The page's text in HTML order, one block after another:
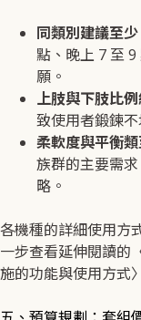
同類別建議至
點、晚上 7 至
願。
上肢與下肢比例
致使用者鍛鍊不
柔軟度與平衡
族群的主要需
略。
各機種的詳細使用方
一步查看延伸閱讀的
施的功能與使用方式